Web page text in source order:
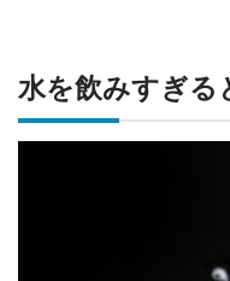
水を飲みすぎる